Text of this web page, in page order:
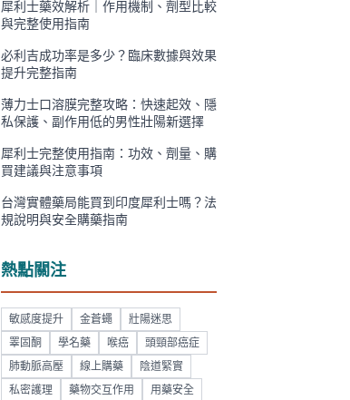
犀利士藥效解析｜作用機制、劑型比較
與完整使用指南
必利吉成功率是多少？臨床數據與效果
提升完整指南
薄力士口溶膜完整攻略：快速起效、隱
私保護、副作用低的男性壯陽新選擇
犀利士完整使用指南：功效、劑量、購
買建議與注意事項
台灣實體藥局能買到印度犀利士嗎？法
規說明與安全購藥指南
熱點關注
敏感度提升 金蒼蠅 壯陽迷思
睪固酮 學名藥 喉癌 頭頸部癌症
肺動脈高壓 線上購藥 陰道緊實
私密護理 藥物交互作用 用藥安全